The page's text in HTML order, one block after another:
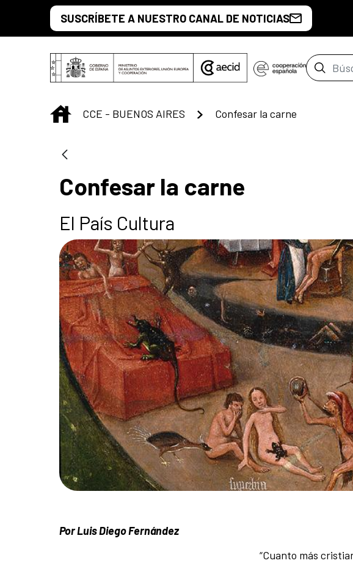
Saltar al contenido principal
SUSCRÍBETE A NUESTRO CANAL DE NOTICIAS
Barra
INICIO
CCE - BUENOS AIRES Confesar la carne
Confesar la carne
El País Cultura
Por Luis Diego Fernández
“Cuanto más